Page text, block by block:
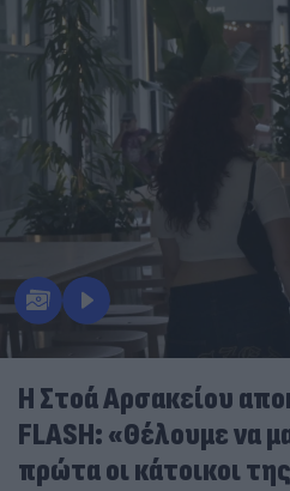
Η Στοά Αρσακείου
FLASH: «Θέλουμε να
πρώτα οι κάτοικοι